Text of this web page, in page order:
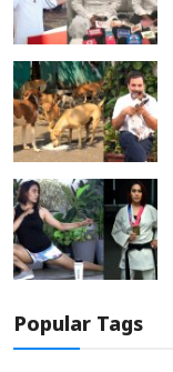
Popular Tags